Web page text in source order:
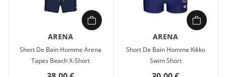
ARENA
Short De Bain Homme Arena
Tapes Beach X-Short
ARENA
Short De Bain Homme Kikko
Swim Short